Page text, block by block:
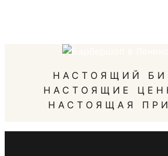
НАСТОЯЩИЙ
НАСТОЯЩИЕ
НАСТОЯЩАЯ